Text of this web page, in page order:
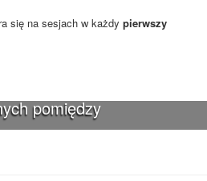
pomiędzy
się na sesjach w każdy pierwszy